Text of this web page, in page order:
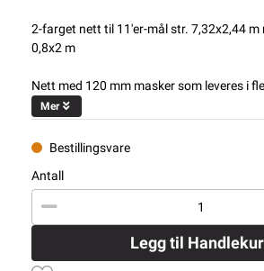
2-farget nett til 11'er-mål str. 7,32x2,44 m
0,8x2 m
Nett med 120 mm masker som leveres i
Mer
Bestillingsvare
Antall
Legg til